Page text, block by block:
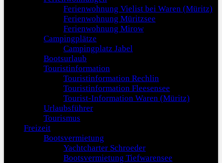
Ferienwohnung Vielist bei Waren (Müritz)
Ferienwohnung Müritzsee
Ferienwohnung Mirow
Campingplätze
Campingplatz Jabel
Bootsurlaub
Touristinformation
Touristinformation Rechlin
Touristinformation Fleesensee
Tourist-Information Waren (Müritz)
Urlaubsführer
Tourismus
Freizeit
Bootsvermietung
Yachtcharter Schroeder
Bootsvermietung Tiefwarensee